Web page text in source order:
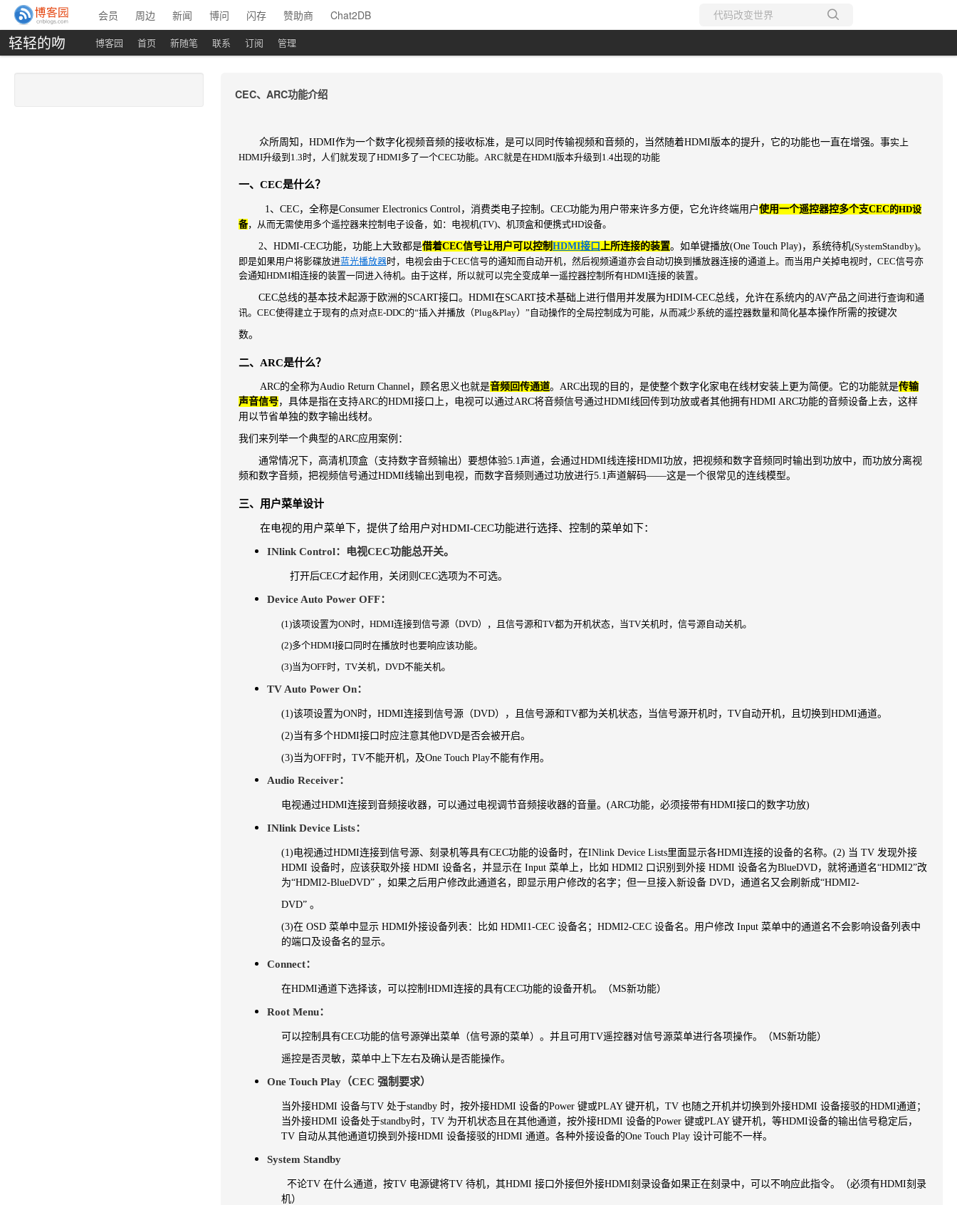
会员 周边 新闻 博问 闪存 赞助商 Chat2DB
轻轻的吻 博客园 首页 新随笔 联系 订阅 管理
CEC、ARC功能介绍
众所周知，HDMI作为一个数字化视频音频的接收标准，是可以同时传输视频和音频的，当然随着HDMI版本的提升，它的功能也一直在增强。 事实上
HDMI升级到1.3时，人们就发现了HDMI多了一个CEC功能。ARC就是在HDMI版本升级到1.4出现的功能
一、CEC是什么？
1、CEC，全称是Consumer Electronics Control，消费类电子控制。CEC功能为用户带来许多方便，它允许终端用户使用一个遥控器控多个支CEC的HD设
备， 从而无需使用多个遥控器来控制电子设备，如：电视机(TV)、机顶盒和便携式HD设备。
2、HDMI-CEC功能，功能上大致都是借着CEC信号让用户可以控制 HDMI接口上所连接的装置。如单键播放(One Touch Play)， 系统待机(SystemStandby)。
即是如果用户将影碟放进蓝光播放器时，电视会由于CEC信号的通知而自动开机，然后视频通道亦会自动切换到播放器连接的通道 上。而当用户关掉电视时， CEC信号亦
会通知HDMI相连接的装置一同进入待机。由于这样， 所以就可以完全变成单一遥控器控制 所有HDMI连接的装置。
CEC总线的基本技术起源于欧洲的SCART接口。HDMI在SCART技术基础上进行借用并发展为HDIM-CEC总线， 允许在系统内的AV产品之间进行查询和通
讯。CEC使得建立于现有的点对点E-DDC的“插入并播放（Plug&Play）”自动操作的全局控制成为可能，从而减少系统的遥控器数量和简化基本操作所需的按键次
数。
二、ARC是什么？
ARC的全称为Audio Return Channel，顾名思义也就是音频回传通道。ARC出现的目的，是使整个数字化家电在线材安装上更为简便。它的功能就是传输
声音信号，具体是指在支持ARC的HDMI接口上，电视可以通过ARC将音频信号通过HDMI线回传到功放或者其他拥有HDMI ARC功能的音频设备上去，这样
用以节省单独的数字输出线材。
我们来列举一个典型的ARC应用案例：
通常情况下，高清机顶盒（支持数字音频输出）要想体验5.1声道，会通过HDMI线连接HDMI功放，把视频和数字音频同时输出到功放中，而功放分离视
频和数字音频，把视频信号通过HDMI线输出到电视，而数字音频则通过功放进行5.1声道解码——这是一个很常见的连线模型。
三、用户菜单设计
在电视的用户菜单下，提供了给用户对HDMI-CEC功能进行选择、控制的菜单如下：
INlink Control：电视CEC功能总开关。
打开后CEC才起作用，关闭则CEC选项为不可选。
Device Auto Power OFF：
(1)该项设置为ON时，HDMI连接到信号源（DVD），且信号源和TV都为开机状态，当TV关机时，信号源自动关机。
(2)多个HDMI接口同时在播放时也要响应该功能。
(3)当为OFF时，TV关机，DVD不能关机。
TV Auto Power On：
(1)该项设置为ON时，HDMI连接到信号源（DVD），且信号源和TV都为关机状态，当信号源开机时，TV自动开机，且切换到HDMI通道。
(2)当有多个HDMI接口时应注意其他DVD是否会被开启。
(3)当为OFF时，TV不能开机，及One Touch Play不能有作用。
Audio Receiver：
电视通过HDMI连接到音频接收器，可以通过电视调节音频接收器的音量。(ARC功能，必须接带有HDMI接口的数字功放)
INlink Device Lists：
(1)电视通过HDMI连接到信号源、刻录机等具有CEC功能的设备时，在INlink Device Lists里面显示各HDMI连接的设备的名称。 (2) 当 TV 发现外接
HDMI 设备时，应该获取外接 HDMI 设备名，并显示在 Input 菜单上，比如 HDMI2 口识别到外接 HDMI 设备名为BlueDVD，就将通道名“HDMI2”改
为“HDMI2-BlueDVD” ，如果之后用户修改此通道名，即显示用户修改的名字；但一旦接入新设备 DVD， 通道名又会刷新成“HDMI2-
DVD” 。
(3)在 OSD 菜单中显示 HDMI外接设备列表：比如 HDMI1-CEC 设备名；HDMI2-CEC 设备名。用户修改 Input 菜单中的通道名不会影响设备列 表中
的端口及设备名的显示。
Connect：
在HDMI通道下选择该，可以控制HDMI连接的具有CEC功能的设备开机。（MS新功能）
Root Menu：
可以控制具有CEC功能的信号源弹出菜单（信号源的菜单）。并且可用TV遥控器对信号源菜单进行各项操作。（MS新功能）
遥控是否灵敏，菜单中上下左右及确认是否能操作。
One Touch Play（CEC 强制要求）
当外接HDMI 设备与TV 处于standby 时，按外接HDMI 设备的Power 键或PLAY 键开机，TV 也随之开机并切换到外接HDMI 设备接驳的HDMI通道；
当外接HDMI 设备处于standby时，TV 为开机状态且在其他通道，按外接HDMI 设备的Power 键或PLAY 键开机，等HDMI设备的输出信号稳定后，
TV 自动从其他通道切换到外接HDMI 设备接驳的HDMI 通道。各种外接设备的One Touch Play 设计可能不一样。
System Standby
不论TV 在什么通道，按TV 电源键将TV 待机，其HDMI 接口外接但外接HDMI刻录设备如果正在刻录中，可以不响应此指令。（必须有HDMI刻录
机）